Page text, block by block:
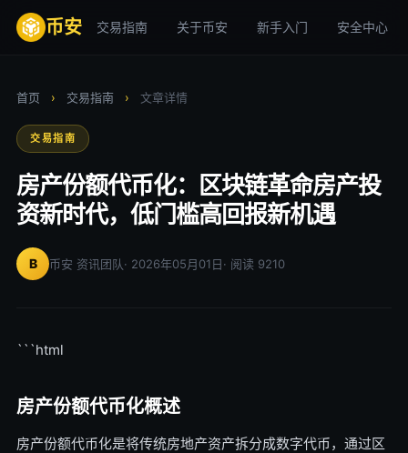
币安 交易指南 关于币安 新手入门 安全中心
首页 › 交易指南 › 文章详情
交易指南
房产份额代币化：区块链革命房产投
资新时代，低门槛高回报新机遇
B 币安 资讯团队· 2026年05月01日· 阅读 9210
```html
房产份额代币化概述
房产份额代币化是将传统房地产资产拆分成数字代币，通过区